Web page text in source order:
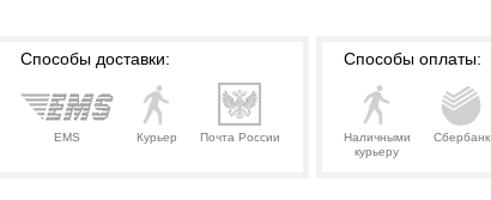
Способы доставки:
EMS Курьер Почта России
Способы оплаты:
Наличными
курьеру
Сбербанк